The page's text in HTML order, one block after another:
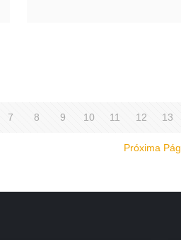
7 8 9 10 11 12 13
Próxima Pág